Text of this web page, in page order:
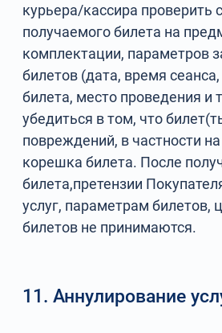
курьера/кассира проверить
получаемого билета на
комплектации, параметров
билетов (дата, время сеанса,
билета, место проведения и
убедиться в том, что
повреждений, в частности
корешка билета. После
билета,претензии
услуг, параметрам билетов,
билетов не принимаются.
11. Аннулирование